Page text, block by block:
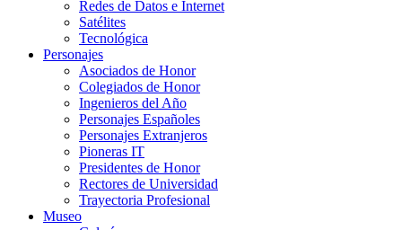
Redes de Datos e Internet
Satélites
Tecnológica
Personajes
Asociados de Honor
Colegiados de Honor
Ingenieros del Año
Personajes Españoles
Personajes Extranjeros
Pioneras IT
Presidentes de Honor
Rectores de Universidad
Trayectoria Profesional
Museo